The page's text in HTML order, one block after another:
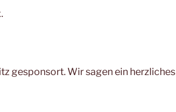
gesponsort. Wir sagen ein herzliches